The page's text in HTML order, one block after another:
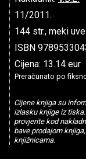
11/2011.
144 str., meki
ISBN
Cijena: 13.14 eur
Preračunato po
Cijene knjiga su
izlasku knjige iz
provjerite kod
bave prodajom
knjižnicama.